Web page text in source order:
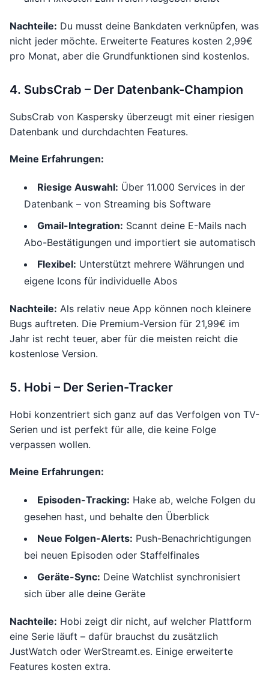
Nachteile: Du musst deine Bankdaten verknüpfen, was
nicht jeder möchte. Erweiterte Features kosten 2,99€
pro Monat, aber die Grundfunktionen sind kostenlos.
4. SubsCrab – Der Datenbank-Champion
SubsCrab von Kaspersky überzeugt mit einer riesigen
Datenbank und durchdachten Features.
Meine Erfahrungen:
Riesige Auswahl: Über 11.000 Services in der
Datenbank – von Streaming bis Software
Gmail-Integration: Scannt deine E-Mails nach
Abo-Bestätigungen und importiert sie automatisch
Flexibel: Unterstützt mehrere Währungen und
eigene Icons für individuelle Abos
Nachteile: Als relativ neue App können noch kleinere
Bugs auftreten. Die Premium-Version für 21,99€ im
Jahr ist recht teuer, aber für die meisten reicht die
kostenlose Version.
5. Hobi – Der Serien-Tracker
Hobi konzentriert sich ganz auf das Verfolgen von TV-
Serien und ist perfekt für alle, die keine Folge
verpassen wollen.
Meine Erfahrungen:
Episoden-Tracking: Hake ab, welche Folgen du
gesehen hast, und behalte den Überblick
Neue Folgen-Alerts: Push-Benachrichtigungen
bei neuen Episoden oder Staffelfinales
Geräte-Sync: Deine Watchlist synchronisiert
sich über alle deine Geräte
Nachteile: Hobi zeigt dir nicht, auf welcher Plattform
eine Serie läuft – dafür brauchst du zusätzlich
JustWatch oder WerStreamt.es. Einige erweiterte
Features kosten extra.